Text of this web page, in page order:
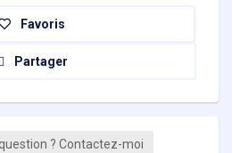
Favoris
Partager
? Contactez-moi